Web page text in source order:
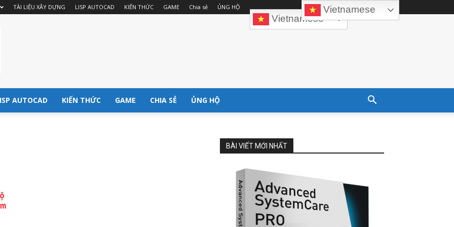
TÀI LIỆU XÂY DỰNG LISP AUTOCAD KIẾN THỨC GAME Chia sẻ ỦNG HỘ
Vietnamese
AUTOCAD KIẾN THỨC GAME CHIA SẺ ỦNG HỘ
BÀI VIẾT MỚI NHẤT
Vietnamese